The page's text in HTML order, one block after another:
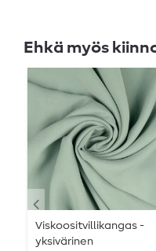
Ehkä myös
Viskoositvillikangas -
yksivärinen